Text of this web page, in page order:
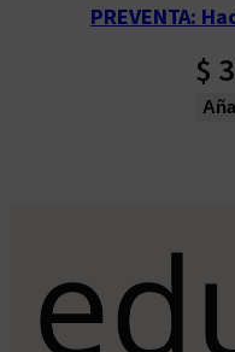
PREVENTA:
$